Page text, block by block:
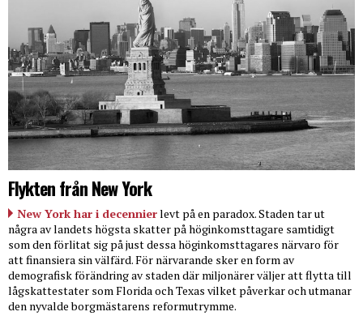
Flykten från New York
New York har i decennierlevt på en paradox. Staden tar ut
några av landets högsta skatter på höginkomsttagare samtidigt
som den förlitat sig på just dessa höginkomsttagares närvaro för
att finansiera sin välfärd. För närvarande sker en form av
demografisk förändring av staden där miljonärer väljer att flytta till
lågskattestater som Florida och Texas vilket påverkar och utmanar
den nyvalde borgmästarens reformutrymme.